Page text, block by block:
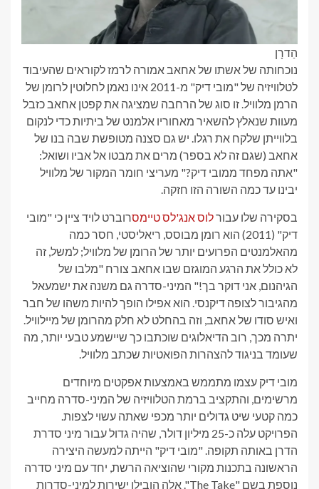
הַדרָן
נוכחותה של אשתו של אחאב אמורה לרמז לקוראים שהעיבוד
לטלוויזיה של "מובי דיק" מ-2011 אינו נאמן לחלוטין לרומן של
הרמן מלוויל. זו סוג של הרחבה שמציגה את קפטן אחאב כזבל
מעוות שנאלץ להשאיר מאחוריו אלמנט של ביתיות כדי לנקום
בלווייתן שלקח את רגלו. יש גם סצנה מטופשת שבה בנו של
אחאב (שגם זה לא בספר) מרים את מבטו אל אביו ושואל:
"אתה מפחד ממובי דיק?" מעריצי חומר המקור של מלוויל
יבינו עד כמה השורה הזו חזקה.
בסקירה שלו עבורלוס אנג'לס טיימסרוברט לויד ציין כי "מובי
דיק" (2011) הוא רומן מבוסס, ריאליסטי, חסר כמה
מהאלמנטים הפרועים יותר של הרומן של מלוויל; למשל, זה
לא כולל את הרגע המוגזם שבו אחאב צורח "מלבו של
הגיהנום, אני דוקר בך!" המיני-סדרה גם משנה את ישמעאל
מהגיבור לצופה דיקנסי. הוא אפילו הופך להיות משהו של חבר
ואיש סודו של אחאב, וזה בהחלט לא חלק מהרומן של מיילוויל.
יתרה מכך, רוב הדיאלוגים שוכתבו כך שיישמע טבעי יותר, מה
שעומד בניגוד להצהרות הפואטיות שכתב מלוויל.
מובי דיק עצמו מתממש באמצעות אפקטים מיוחדים
מרשימים, והתקציב ברמת הטלוויזיה של המיני-סדרה מחייב
כמה קטעי שיט גדולים יותר מכפי שאתה עשוי לצפות.
הפרויקט עלה כ-25 מיליון דולר, שהיה גדול עבור מיני סדרת
הדרן באותה תקופה. "מובי דיק" הייתה למעשה היצירה
הראשונה בתכנות מקורי שהוציאה הרשת, יחד עם מיני סדרה
נוספת בשם "The Take". אלה הובילו ישירות למיני-סדרות